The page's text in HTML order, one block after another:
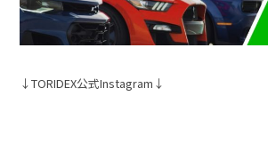
↓TORIDEX公式Instagram↓